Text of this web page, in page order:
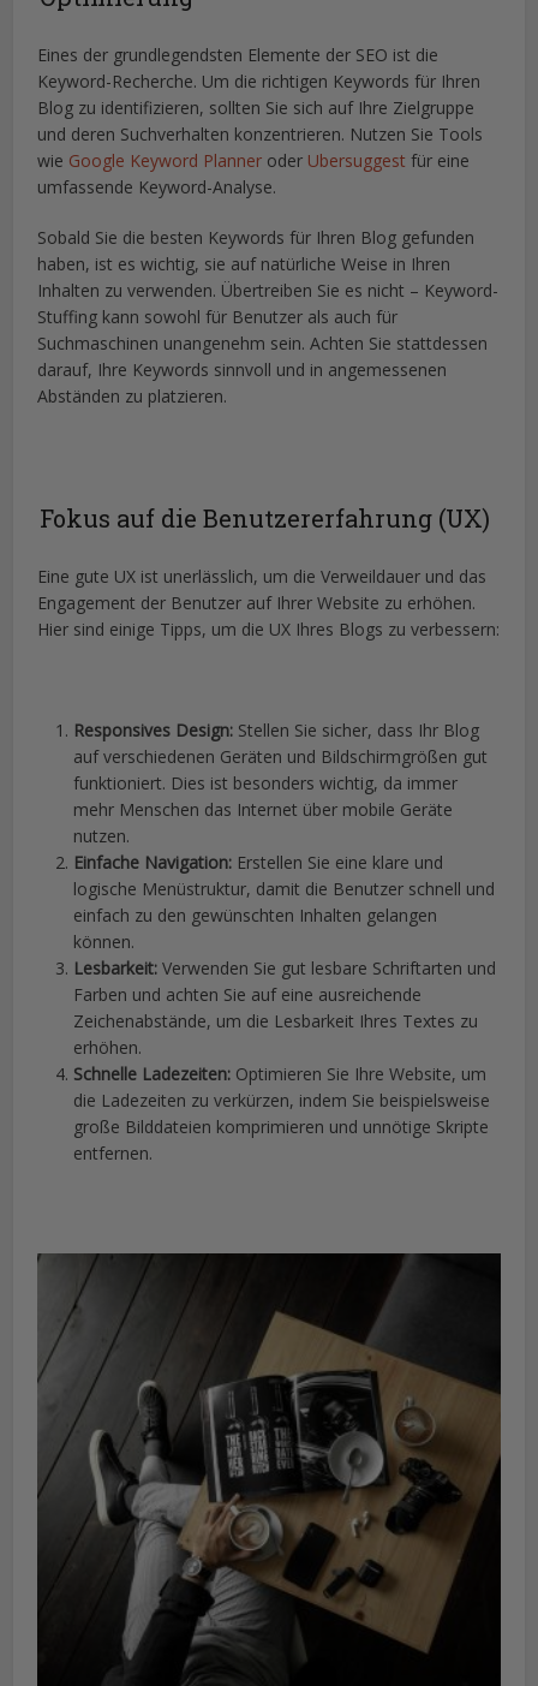
Eines der grundlegendsten Elemente der SEO ist die
Keyword-Recherche. Um die richtigen Keywords für Ihren
Blog zu identifizieren, sollten Sie sich auf Ihre Zielgruppe
und deren Suchverhalten konzentrieren. Nutzen Sie Tools
wie Google Keyword Planner oder Ubersuggest für eine
umfassende Keyword-Analyse.
Sobald Sie die besten Keywords für Ihren Blog gefunden
haben, ist es wichtig, sie auf natürliche Weise in Ihren
Inhalten zu verwenden. Übertreiben Sie es nicht – Keyword-
Stuffing kann sowohl für Benutzer als auch für
Suchmaschinen unangenehm sein. Achten Sie stattdessen
darauf, Ihre Keywords sinnvoll und in angemessenen
Abständen zu platzieren.
Fokus auf die Benutzererfahrung (UX)
Eine gute UX ist unerlässlich, um die Verweildauer und das
Engagement der Benutzer auf Ihrer Website zu erhöhen.
Hier sind einige Tipps, um die UX Ihres Blogs zu verbessern:
Responsives Design: Stellen Sie sicher, dass Ihr Blog
auf verschiedenen Geräten und Bildschirmgrößen gut
funktioniert. Dies ist besonders wichtig, da immer
mehr Menschen das Internet über mobile Geräte
nutzen.
Einfache Navigation: Erstellen Sie eine klare und
logische Menüstruktur, damit die Benutzer schnell und
einfach zu den gewünschten Inhalten gelangen
können.
Lesbarkeit: Verwenden Sie gut lesbare Schriftarten und
Farben und achten Sie auf eine ausreichende
Zeichenabstände, um die Lesbarkeit Ihres Textes zu
erhöhen.
Schnelle Ladezeiten: Optimieren Sie Ihre Website, um
die Ladezeiten zu verkürzen, indem Sie beispielsweise
große Bilddateien komprimieren und unnötige Skripte
entfernen.